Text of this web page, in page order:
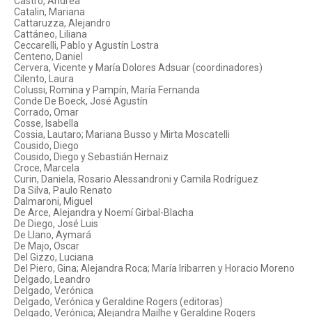
Catalin, Mariana
Cattaruzza, Alejandro
Cattáneo, Liliana
Ceccarelli, Pablo y Agustín Lostra
Centeno, Daniel
Cervera, Vicente y María Dolores Adsuar (coordinadores)
Cilento, Laura
Colussi, Romina y Pampín, María Fernanda
Conde De Boeck, José Agustín
Corrado, Omar
Cosse, Isabella
Cossia, Lautaro; Mariana Busso y Mirta Moscatelli
Cousido, Diego
Cousido, Diego y Sebastián Hernaiz
Croce, Marcela
Curin, Daniela, Rosario Alessandroni y Camila Rodríguez
Da Silva, Paulo Renato
Dalmaroni, Miguel
De Arce, Alejandra y Noemí Girbal-Blacha
De Diego, José Luis
De Llano, Aymará
De Majo, Oscar
Del Gizzo, Luciana
Del Piero, Gina; Alejandra Roca; María Iribarren y Horacio Moreno
Delgado, Leandro
Delgado, Verónica
Delgado, Verónica y Geraldine Rogers (editoras)
Delgado, Verónica; Alejandra Mailhe y Geraldine Rogers